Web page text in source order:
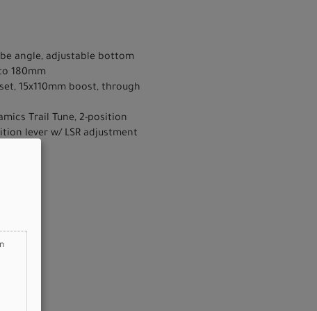
angle, adjustable bottom
180mm
15x110mm boost, through
Trail Tune, 2-position
lever w/ LSR adjustment